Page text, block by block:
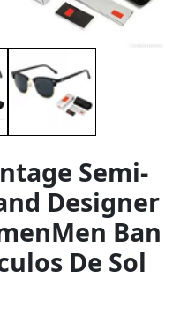
Semi-
Designer
Ban
De Sol